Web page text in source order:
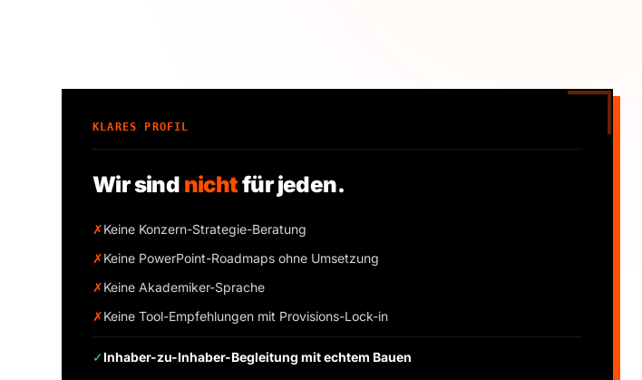
KLARES PROFIL
Wir sind nichtfür jeden.
✗Keine Konzern-Strategie-Beratung
✗Keine PowerPoint-Roadmaps ohne Umsetzung
✗Keine Akademiker-Sprache
✗Keine Tool-Empfehlungen mit Provisions-Lock-in
✓Inhaber-zu-Inhaber-Begleitung mit echtem Bauen